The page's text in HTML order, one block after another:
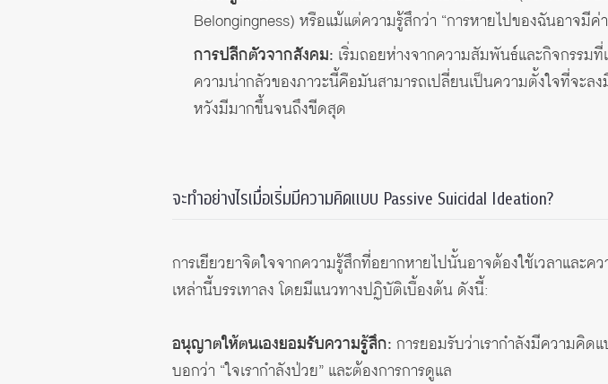
Belongingness) หรือแม้แต่ความรู้สึกว่า “การหายไปของฉันอาจมีค่
การปลีกตัวจากสังคม: เริ่มถอยห่างจากความสัมพันธ์และกิจกรรม
ความน่ากลัวของภาวะนี้คือมันสามารถเปลี่ยนเป็นความตั้งใจที่จะ
หวังมีมากขึ้นจนถึงขีดสุด
จะทำอย่างไรเมื่อเริ่มมีความคิดแบบ Passive Suicidal Ideation?
การเยียวยาจิตใจจากความรู้สึกที่อยากหายไปนั้นอาจต้องใช้เวลาแล
เหล่านี้บรรเทาลง โดยมีแนวทางปฏิบัติเบื้องต้น ดังนี้:
อนุญาตให้ตนเองยอมรับความรู้สึก: การยอมรับว่าเรากำลังมีความคิ
บอกว่า “ใจเรากำลังป่วย” และต้องการการดูแล